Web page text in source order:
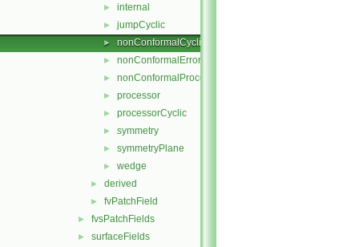
► internal
► jumpCyclic
► nonConformalCyclic
► nonConformalError
► nonConformalProcessorCyclic
► processor
► processorCyclic
► symmetry
► symmetryPlane
► wedge
► derived
► fvPatchField
► fvsPatchFields
► surfaceFields